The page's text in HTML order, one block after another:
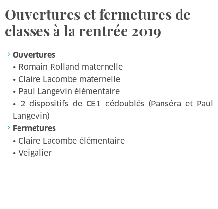
Ouvertures et fermetures de
classes à la rentrée 2019
Ouvertures
• Romain Rolland maternelle
• Claire Lacombe maternelle
• Paul Langevin élémentaire
• 2 dispositifs de CE1 dédoublés (Panséra et Paul
Langevin)
Fermetures
• Claire Lacombe élémentaire
• Veigalier